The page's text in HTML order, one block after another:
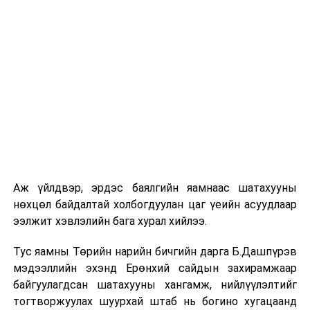
шаардлагатай бол Нийслэлийн Засаг даргын
зөвлөлийн хурлаар оруулж, хэлэлцүүлнэ гэдгээ
илэрхийллээ. Түүнчлэн Хотын даргын хувьд аж ахуйн
илэрхийлж, хариуцлагын гэрээ зөвхөн хариуцлагын
тухай ойлголт биш, ойлголцол, итгэлцэл юм гэдгийг
дахин онцлов.
Аж үйлдвэр, эрдэс баялгийн яамнаас шатахууны
нөхцөл байдалтай холбогдуулан цаг үеийн асуудлаар
ээлжит хэвлэлийн бага хурал хийлээ.
Тус яамны Төрийн нарийн бичгийн дарга Б.Дашпүрэв
мэдээллийн эхэнд Ерөнхий сайдын захирамжаар
байгуулагдсан шатахууны хангамж, нийлүүлэлтийг
тогтворжуулах шуурхай штаб нь богино хугацаанд